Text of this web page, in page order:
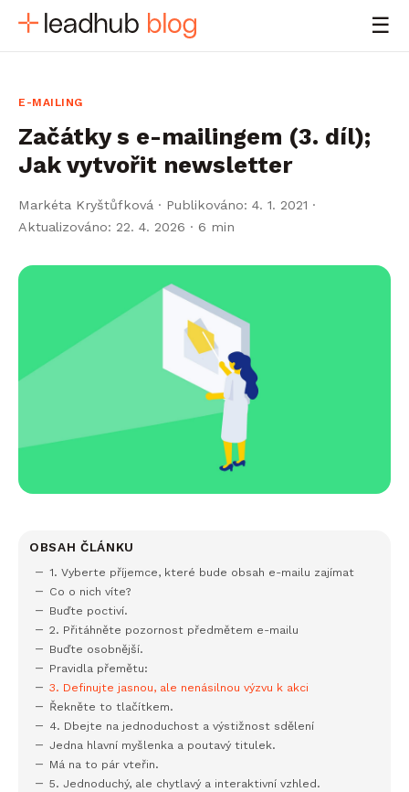
☰
E-MAILING
Začátky s e-mailingem (3. díl);
Jak vytvořit newsletter
Markéta Kryštůfková · Publikováno: 4. 1. 2021 ·
Aktualizováno: 22. 4. 2026 · 6 min
OBSAH ČLÁNKU
1. Vyberte příjemce, které bude obsah e-mailu zajímat
Co o nich víte?
Buďte poctiví.
2. Přitáhněte pozornost předmětem e-mailu
Buďte osobnější.
Pravidla přemětu:
3. Definujte jasnou, ale nenásilnou výzvu k akci
Řekněte to tlačítkem.
4. Dbejte na jednoduchost a výstižnost sdělení
Jedna hlavní myšlenka a poutavý titulek.
Má na to pár vteřin.
5. Jednoduchý, ale chytlavý a interaktivní vzhled.